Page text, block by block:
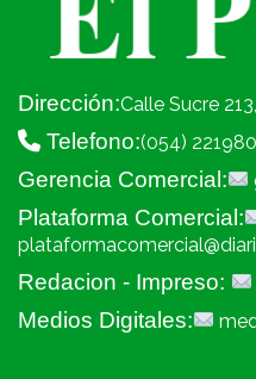
Dirección:Calle Sucre
Telefono:(054) 221980
Gerencia Comercial:
Plataforma Comercial:
Redacion - Impreso:
Medios Digitales: